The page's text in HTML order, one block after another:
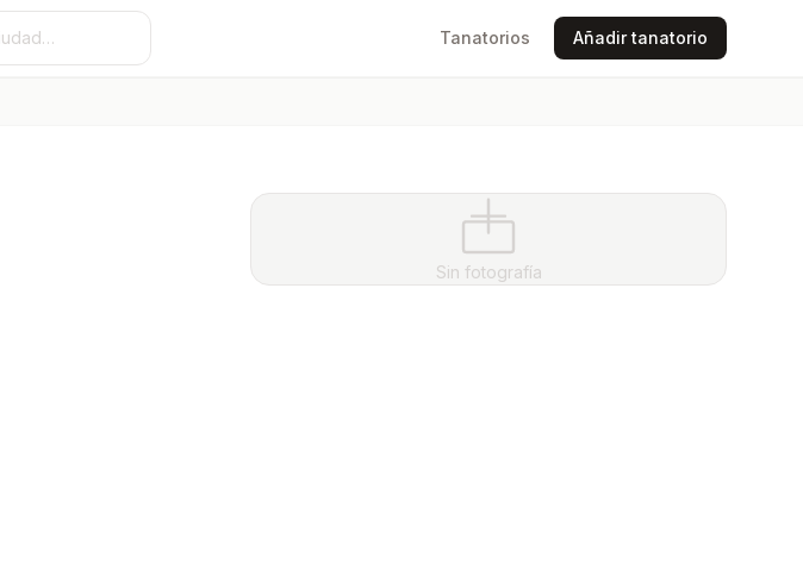
Tanatorios Añadir tanatorio
Sin fotografía